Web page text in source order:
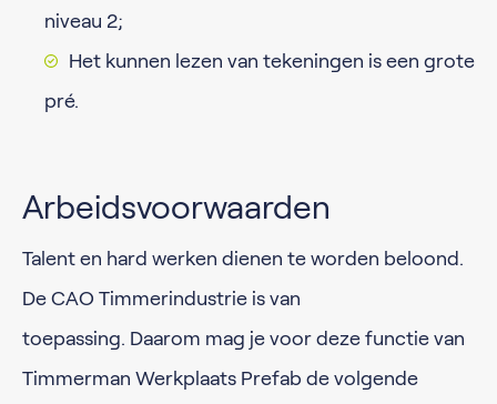
niveau 2;
Het kunnen lezen van tekeningen is een grote
pré.
Arbeidsvoorwaarden
Talent en hard werken dienen te worden beloond.
De CAO Timmerindustrie is van
toepassing. Daarom mag je voor deze functie van
Timmerman Werkplaats Prefab de volgende